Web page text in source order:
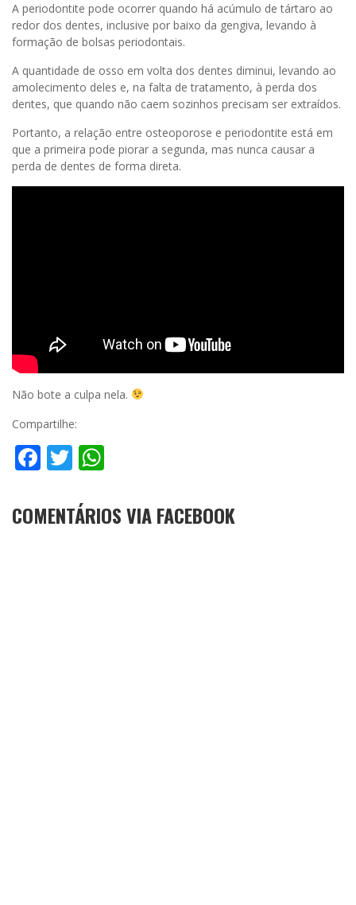
A periodontite pode ocorrer quando há acúmulo de tártaro ao
redor dos dentes, inclusive por baixo da gengiva, levando à
formação de bolsas periodontais.
A quantidade de osso em volta dos dentes diminui, levando ao
amolecimento deles e, na falta de tratamento, à perda dos
dentes, que quando não caem sozinhos precisam ser extraídos.
Portanto, a relação entre osteoporose e periodontite está em
que a primeira pode piorar a segunda, mas nunca causar a
perda de dentes de forma direta.
Não bote a culpa nela.
Compartilhe:
Facebook
Twitter
COMENTÁRIOS VIA FACEBOOK